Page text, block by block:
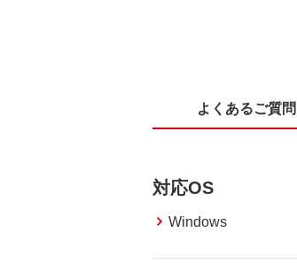
よくあるご質問
対応OS
Windows